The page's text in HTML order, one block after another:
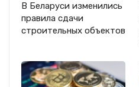
В Беларуси изменились
правила сдачи
строительных объектов